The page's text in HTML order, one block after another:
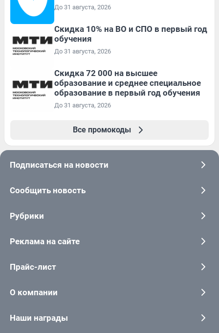
До 31 августа, 2026
Скидка 10% на ВО и СПО в первый год
обучения
До 31 августа, 2026
Скидка 72 000 на высшее
образование и среднее специальное
образование в первый год обучения
До 31 августа, 2026
Все промокоды
Подписаться на новости
Сообщить новость
Рубрики
Реклама на сайте
Прайс-лист
О компании
Наши награды